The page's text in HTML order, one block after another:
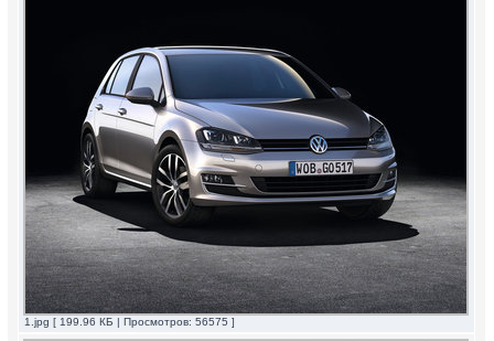
1.jpg [ 199.96 КБ | Просмотров: 56575 ]